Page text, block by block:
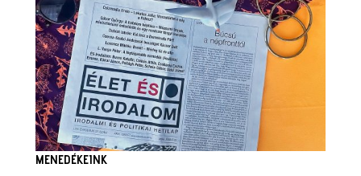
MENEDÉKEINK